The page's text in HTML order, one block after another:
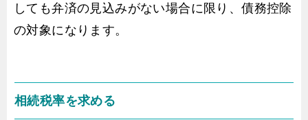
しても弁済の見込みがない場合に限り、債務控除
の対象になります。
相続税率を求める